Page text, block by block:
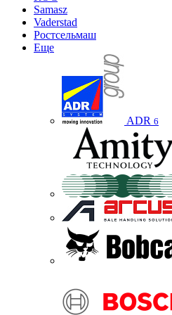
Samasz
Vaderstad
Ростсельмаш
Еще
ADR 6